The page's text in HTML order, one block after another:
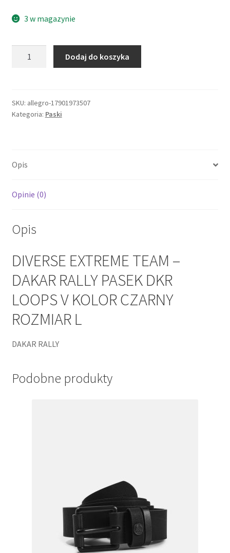
3 w magazynie
-
DAKAR
LOOPS
KOLOR
L
Dodaj do koszyka
SKU: allegro-17901973507
Kategoria: Paski
Opis
Opinie (0)
Opis
DIVERSE EXTREME TEAM –
DAKAR RALLY PASEK DKR
LOOPS V KOLOR CZARNY
ROZMIAR L
DAKAR RALLY
Podobne produkty